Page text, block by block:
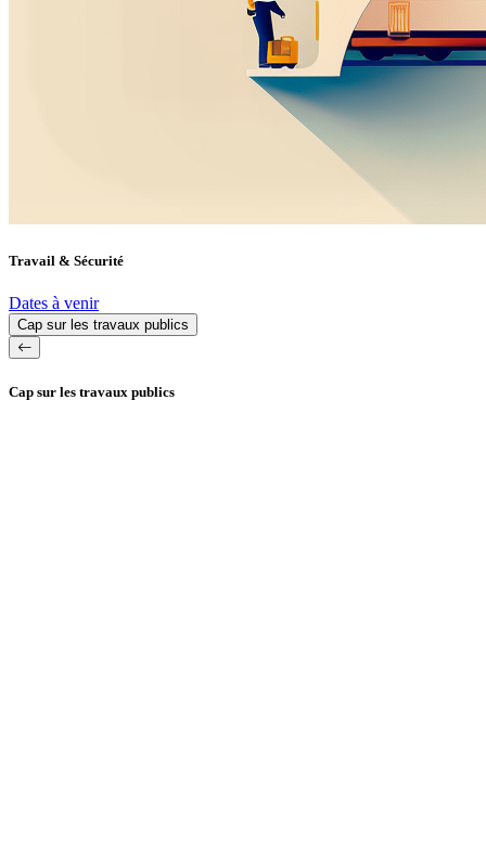
Travail & Sécurité
Dates à venir
Cap sur les travaux publics
Cap sur les travaux publics